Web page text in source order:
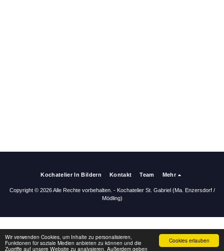
Cookies erlauben
Wir verwenden Cookies, um Inhalte zu personalisieren,
Funktionen für soziale Medien anbieten zu können und die
Zugriffe auf unsere Website zu analysieren. Außerdem geben
Kochatelier In Bildern Kontakt Team Mehr
Copyright © 2026 Alle Rechte vorbehalten. - Kochatelier St. Gabriel (Ma. Enzersdorf /
Mödling)